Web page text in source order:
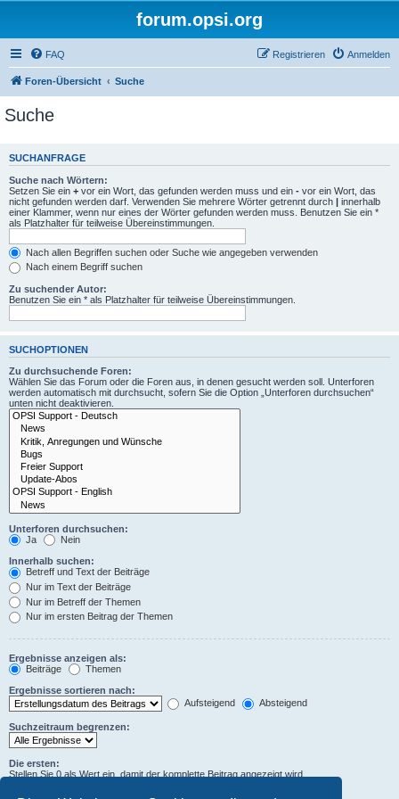
forum.opsi.org
FAQ Anmelden
Registrieren
Foren-Übersicht Suche
Suche
SUCHANFRAGE
Suche nach Wörtern:
Setzen Sie ein + vor ein Wort, das gefunden werden muss und ein - vor ein Wort, das
nicht gefunden werden darf. Verwenden Sie mehrere Wörter getrennt durch | innerhalb
einer Klammer, wenn nur eines der Wörter gefunden werden muss. Benutzen Sie ein *
als Platzhalter für teilweise Übereinstimmungen.
Nach allen Begriffen suchen oder Suche wie angegeben verwenden
Nach einem Begriff suchen
Zu suchender Autor:
Benutzen Sie ein * als Platzhalter für teilweise Übereinstimmungen.
SUCHOPTIONEN
Zu durchsuchende Foren:
Wählen Sie das Forum oder die Foren aus, in denen gesucht werden soll. Unterforen
werden automatisch mit durchsucht, sofern Sie die Option „Unterforen durchsuchen“
unten nicht deaktivieren.
Unterforen durchsuchen:
Ja
Nein
Innerhalb suchen:
Betreff und Text der Beiträge
Nur im Text der Beiträge
Nur im Betreff der Themen
Nur im ersten Beitrag der Themen
Ergebnisse anzeigen als:
Beiträge
Themen
Ergebnisse sortieren nach:
Aufsteigend
Absteigend
Suchzeitraum begrenzen:
Die ersten:
Stellen Sie 0 als Wert ein, damit der komplette Beitrag angezeigt wird.